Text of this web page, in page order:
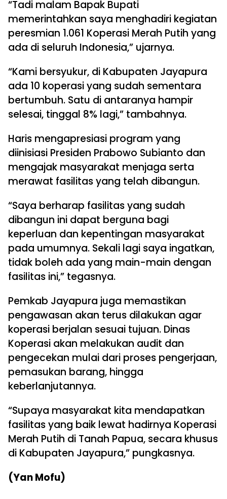
“Tadi malam Bapak Bupati
memerintahkan saya menghadiri kegiatan
peresmian 1.061 Koperasi Merah Putih yang
ada di seluruh Indonesia,” ujarnya.
“Kami bersyukur, di Kabupaten Jayapura
ada 10 koperasi yang sudah sementara
bertumbuh. Satu di antaranya hampir
selesai, tinggal 8% lagi,” tambahnya.
Haris mengapresiasi program yang
diinisiasi Presiden Prabowo Subianto dan
mengajak masyarakat menjaga serta
merawat fasilitas yang telah dibangun.
“Saya berharap fasilitas yang sudah
dibangun ini dapat berguna bagi
keperluan dan kepentingan masyarakat
pada umumnya. Sekali lagi saya ingatkan,
tidak boleh ada yang main-main dengan
fasilitas ini,” tegasnya.
Pemkab Jayapura juga memastikan
pengawasan akan terus dilakukan agar
koperasi berjalan sesuai tujuan. Dinas
Koperasi akan melakukan audit dan
pengecekan mulai dari proses pengerjaan,
pemasukan barang, hingga
keberlanjutannya.
“Supaya masyarakat kita mendapatkan
fasilitas yang baik lewat hadirnya Koperasi
Merah Putih di Tanah Papua, secara khusus
di Kabupaten Jayapura,” pungkasnya.
(Yan Mofu)